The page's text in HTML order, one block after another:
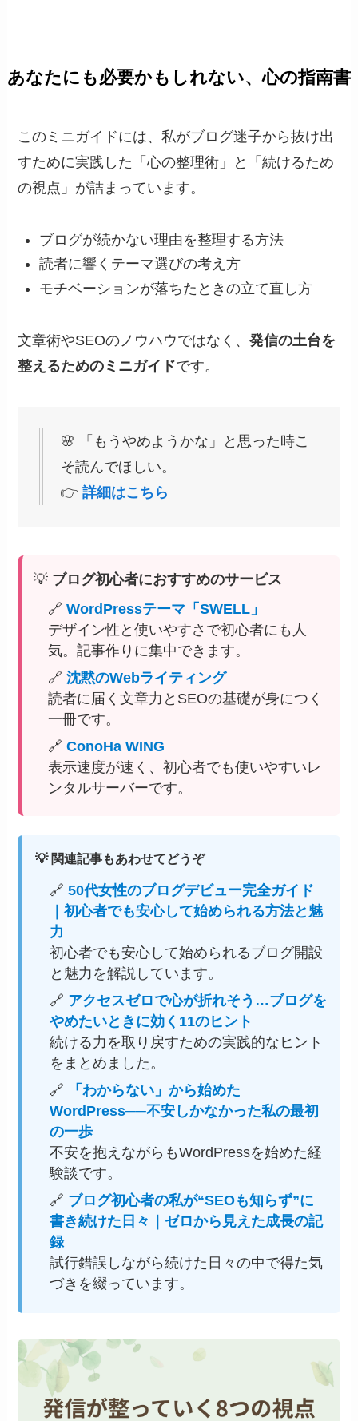
あなたにも必要かもしれない、心の指南書
このミニガイドには、私がブログ迷子から抜け出
すために実践した「心の整理術」と「続けるため
の視点」が詰まっています。
ブログが続かない理由を整理する方法
読者に響くテーマ選びの考え方
モチベーションが落ちたときの立て直し方
文章術やSEOのノウハウではなく、発信の土台を
整えるためのミニガイドです。
🌸 「もうやめようかな」と思った時こ
そ読んでほしい。
👉 詳細はこちら
💡 ブログ初心者におすすめのサービス
🔗WordPressテーマ「SWELL」
デザイン性と使いやすさで初心者にも人
気。記事作りに集中できます。
🔗沈黙のWebライティング
読者に届く文章力とSEOの基礎が身につく
一冊です。
🔗ConoHa WING
表示速度が速く、初心者でも使いやすいレ
ンタルサーバーです。
💡 関連記事もあわせてどうぞ
🔗50代女性のブログデビュー完全ガイド
｜初心者でも安心して始められる方法と魅
力
初心者でも安心して始められるブログ開設
と魅力を解説しています。
🔗 アクセスゼロで心が折れそう…ブログを
やめたいときに効く11のヒント
続ける力を取り戻すための実践的なヒント
をまとめました。
🔗
「わからない」から始めた
WordPress──不安しかなかった私の最初
の一歩
不安を抱えながらもWordPressを始めた経
験談です。
🔗 ブログ初心者の私が“SEOも知らず”に
書き続けた日々｜ゼロから見えた成長の記
録
試行錯誤しながら続けた日々の中で得た気
づきを綴っています。